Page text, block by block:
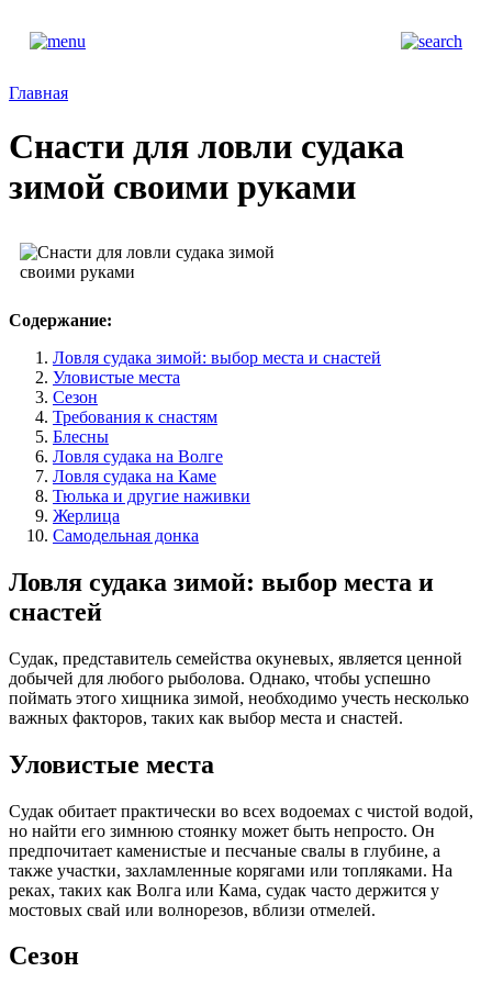
Главная
Снасти для ловли судака
зимой своими руками
Содержание:
Ловля судака зимой: выбор места и снастей
Уловистые места
Сезон
Требования к снастям
Блесны
Ловля судака на Волге
Ловля судака на Каме
Тюлька и другие наживки
Жерлица
Самодельная донка
Ловля судака зимой: выбор места и
снастей
Судак, представитель семейства окуневых, является ценной
добычей для любого рыболова. Однако, чтобы успешно
поймать этого хищника зимой, необходимо учесть несколько
важных факторов, таких как выбор места и снастей.
Уловистые места
Судак обитает практически во всех водоемах с чистой водой,
но найти его зимнюю стоянку может быть непросто. Он
предпочитает каменистые и песчаные свалы в глубине, а
также участки, захламленные корягами или топляками. На
реках, таких как Волга или Кама, судак часто держится у
мостовых свай или волнорезов, вблизи отмелей.
Сезон